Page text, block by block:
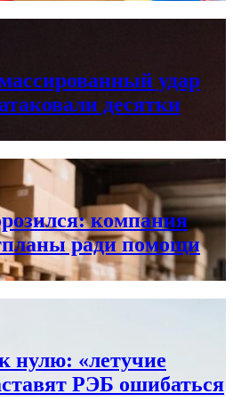
удар
десятки
компания
ради помощи
нулю: «летучие
РЭБ ошибаться